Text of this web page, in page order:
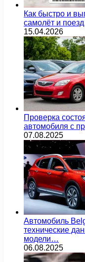
Как быстро и
самолёт и
15.04.2026
Проверка
автомобиля с
07.08.2025
Автомобиль
технические
модели…
06.08.2025